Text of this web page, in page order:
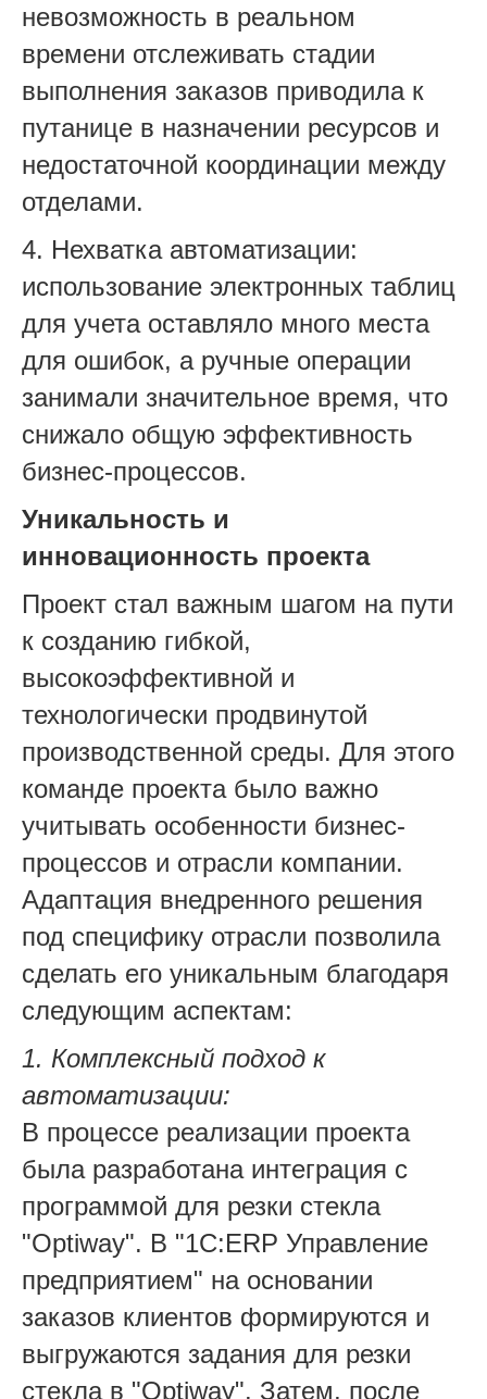
невозможность в реальном
времени отслеживать стадии
выполнения заказов приводила к
путанице в назначении ресурсов и
недостаточной координации между
отделами.
4. Нехватка автоматизации:
использование электронных таблиц
для учета оставляло много места
для ошибок, а ручные операции
занимали значительное время, что
снижало общую эффективность
бизнес-процессов.
Уникальность и
инновационность проекта
Проект стал важным шагом на пути
к созданию гибкой,
высокоэффективной и
технологически продвинутой
производственной среды. Для этого
команде проекта было важно
учитывать особенности бизнес-
процессов и отрасли компании.
Адаптация внедренного решения
под специфику отрасли позволила
сделать его уникальным благодаря
следующим аспектам:
1. Комплексный подход к
автоматизации:
В процессе реализации проекта
была разработана интеграция с
программой для резки стекла
"Optiway". В "1С:ERP Управление
предприятием" на основании
заказов клиентов формируются и
выгружаются задания для резки
стекла в "Optiway". Затем, после